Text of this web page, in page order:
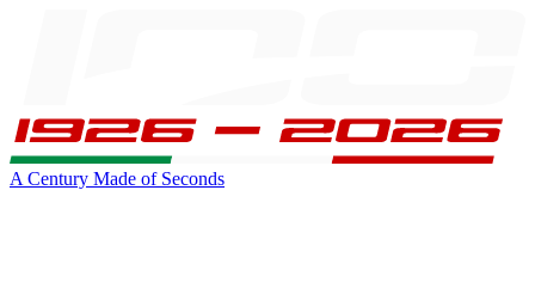
A Century Made of Seconds